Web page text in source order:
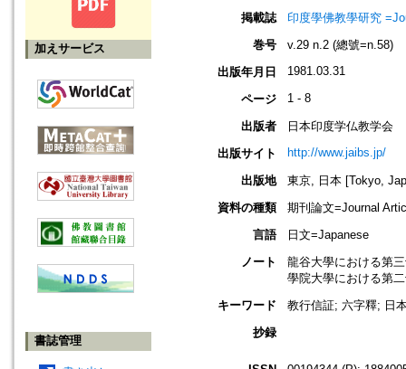
加えサービス
書誌管理
掲載誌
印度學佛教學研究
巻号
v.29 n.2 (總號=n.58)
出版年月日
1981.03.31
ページ 1 - 8
出版者
日本印度学仏教学会
出版サイト
http://www.jaibs.jp/
出版地
東京, 日本 [Tokyo,
資料の種類
期刊論文=Journal
言語
日文=Japanese
ノート
龍谷大學における第
學院大學における第
キーワード
教行信証; 六字釋; 日
抄録